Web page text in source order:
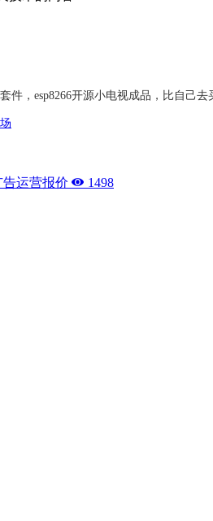
件，esp8266开源小电视成品，比自己
运营报价
1498